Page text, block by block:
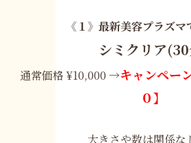
《１》最新美容プラズマ
シミクリア
通常価格 ¥10,000 →キャンペー
０】
大きさや数は関係な